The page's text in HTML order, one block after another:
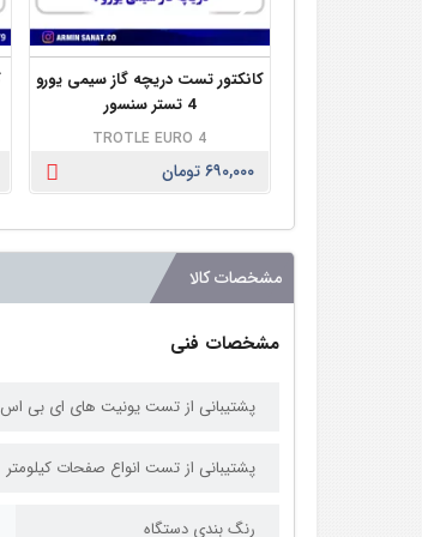
کانکتور تست دریچه گاز سیمی یورو
4 تستر سنسور
TROTLE EURO 4
۶۹۰,۰۰۰ تومان
مشخصات کالا
مشخصات فنی
پشتیبانی از تست یونیت های ای بی اس ABS
پشتیبانی از تست انواع صفحات کیلومتر
رنگ بندی دستگاه